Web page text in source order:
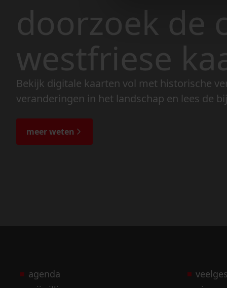
doorzoek de
westfriese
Bekijk digitale kaarten vol met historische
veranderingen in het landschap en lees de
meer weten
agenda